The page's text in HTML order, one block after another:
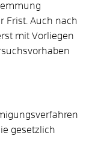
Frist. Auch nach
mit Vorliegen
gesetzlich